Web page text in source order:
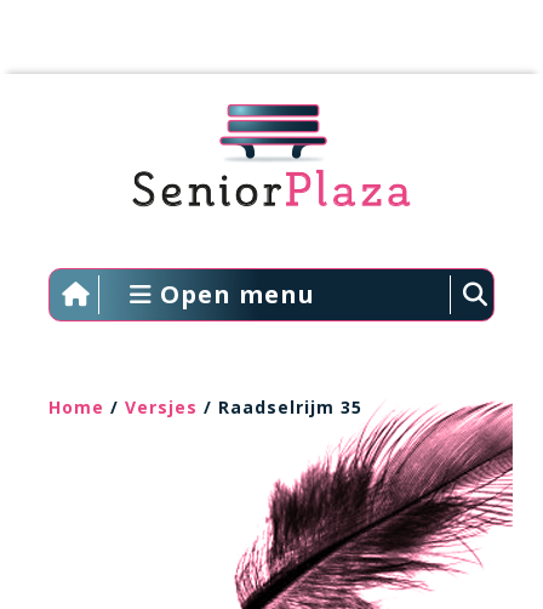
Open menu
Home / Versjes / Raadselrijm 35